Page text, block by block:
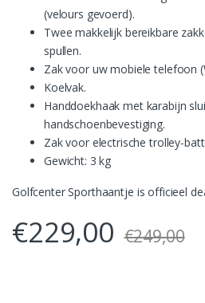
(velours gevoerd).
Twee makkelijk bereikbare
spullen.
Zak voor uw mobiele telefoon
Koelvak.
Handdoekhaak met karabijn
handschoenbevestiging.
Zak voor electrische trolley-
Gewicht: 3 kg
Golfcenter Sporthaantje is officieel
€229,00 €249,00